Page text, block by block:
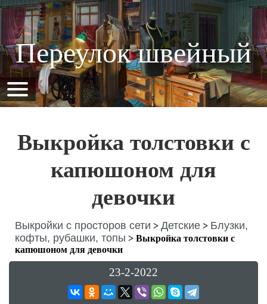
Переулок швейный
Выкройка толстовки с
капюшоном для
девочки
Выкройки с просторов сети > Детские > Блузки,
кофты, рубашки, топы > Выкройка толстовки с
капюшоном для девочки
23-2-2022